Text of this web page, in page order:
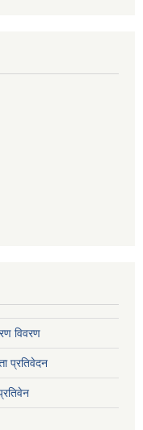
विवरण
प्रतिवेदन